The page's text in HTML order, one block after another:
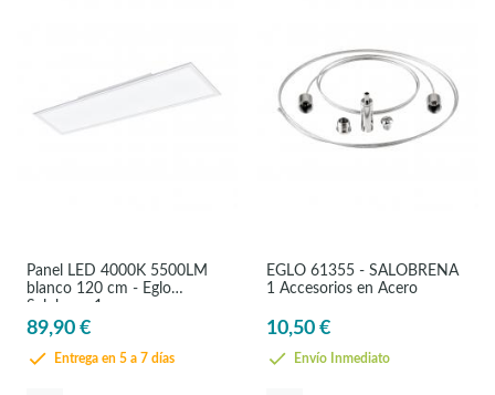
Panel LED 4000K 5500LM
blanco 120 cm - Eglo
Salobrena1
89,90 €
Entrega en 5 a 7 días
EGLO 61355 - SALOBRENA
1 Accesorios en Acero
10,50 €
Envío Inmediato